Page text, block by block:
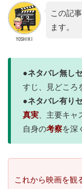
YOSHIKI
この記
ます。
●ネタバレ無し
すじ、見どころ
●ネタバレ有り
真実 、主要キ
自身の考察を深
これから映画を観